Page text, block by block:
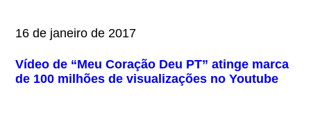
16 de janeiro de 2017
Vídeo de “Meu Coração Deu PT” atinge marca
de 100 milhões de visualizações no Youtube